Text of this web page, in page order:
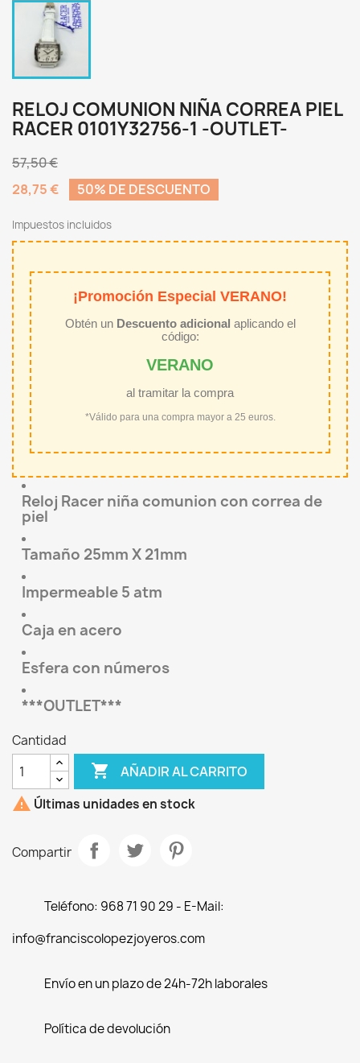
RELOJ COMUNION NIÑA CORREA PIEL
RACER 0101Y32756-1 -OUTLET-
57,50 €
28,75 €
50% DE DESCUENTO
Impuestos incluidos
¡Promoción Especial VERANO!
Obtén un Descuento adicional aplicando el
código:
VERANO
al tramitar la compra
*Válido para una compra mayor a 25 euros.
Reloj Racer niña comunion con correa de
piel
Tamaño 25mm X 21mm
Impermeable 5 atm
Caja en acero
Esfera con números
***OUTLET***
Cantidad
 AÑADIR AL CARRITO
 Últimas unidades en stock
Compartir
Teléfono: 968 71 90 29 - E-Mail:
info@franciscolopezjoyeros.com
Envío en un plazo de 24h-72h laborales
Política de devolución